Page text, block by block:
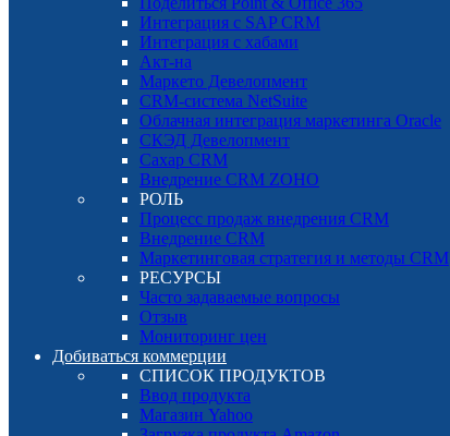
Интеграция с SAP CRM
Интеграция с хабами
Акт-на
Маркето Девелопмент
CRM-система NetSuite
Облачная интеграция маркетинга Oracle
СКЭД Девелопмент
Сахар CRM
Внедрение CRM ZOHO
РОЛЬ
Процесс продаж внедрения CRM
Внедрение CRM
Маркетинговая стратегия и методы CRM
РЕСУРСЫ
Часто задаваемые вопросы
Отзыв
Мониторинг цен
Добиваться коммерции
СПИСОК ПРОДУКТОВ
Ввод продукта
Магазин Yahoo